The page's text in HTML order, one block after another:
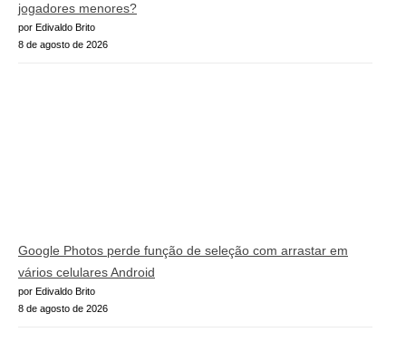
jogadores menores?
por Edivaldo Brito
8 de agosto de 2026
Google Photos perde função de seleção com arrastar em
vários celulares Android
por Edivaldo Brito
8 de agosto de 2026